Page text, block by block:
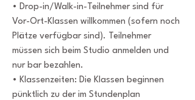
• Drop-in/Walk-in-Teilnehmer sind für
Vor-Ort-Klassen willkommen (sofern noch
Plätze verfügbar sind). Teilnehmer
müssen sich beim Studio anmelden und
nur bar bezahlen.
• Klassenzeiten: Die Klassen beginnen
pünktlich zu der im Stundenplan